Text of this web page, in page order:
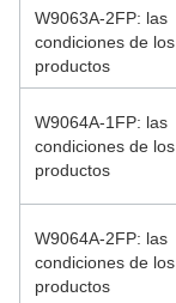
W9063A-2FP: las
condiciones de los
productos
W9064A-1FP: las
condiciones de los
productos
W9064A-2FP: las
condiciones de los
productos